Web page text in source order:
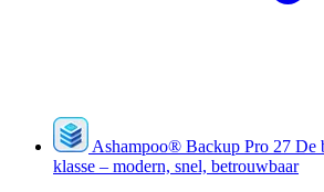
Ashampoo® Backup Pro 27 De
klasse – modern, snel, betrouwbaar